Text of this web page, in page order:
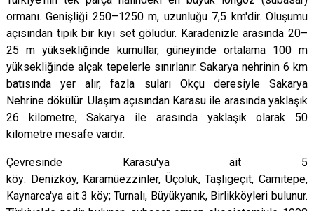
Karasu
Kaynarca
Kocaali
Arifiye
Erenler
Serdivan
ormanı. Genişliği 250–1250 m, uzunluğu 7,5 km'dir. Oluşumu
açısından tipik bir kıyı set gölüdür. Karadenizlearasında 20–
25 m yüksekliğinde kumullar, güneyinde ortalama 100 m
yüksekliğinde alçak tepelerle sınırlanır. Sakarya nehrinin 6 km
batısında yer alır, fazla suları Okçu deresiyle Sakarya
Nehrine dökülür. Ulaşım açısından Karasu ile arasında yaklaşık
26 kilometre, Sakarya ile arasında yaklaşık olarak 50
kilometre mesafe vardır.
Çevresinde Karasu'ya ait 5
köy: Denizköy, Karamüezzinler, Üçoluk,Taşlıgeçit,Camitepe,
Kaynarca'ya ait 3 köy;Turnalı, Büyükyanık, Birlikköyleri bulunur.